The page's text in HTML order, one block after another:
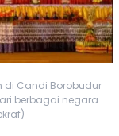
di Candi Borobudur
berbagai negara